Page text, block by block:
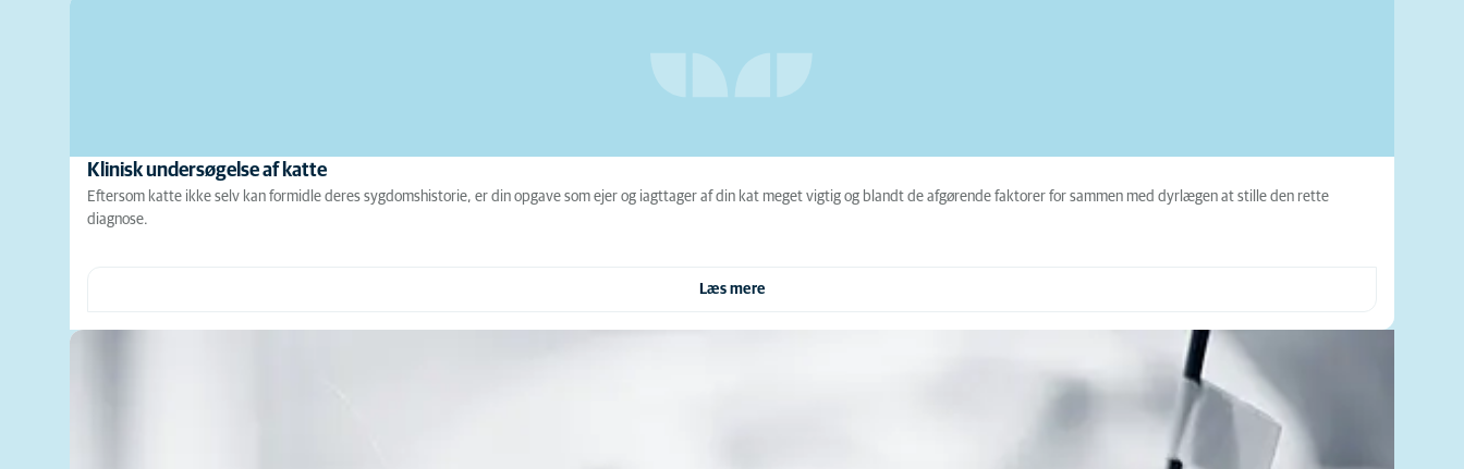
Klinisk undersøgelse af katte
Eftersom katte ikke selv kan formidle deres sygdomshistorie, er din opgave som ejer og iagttager af din kat meget vigtig og blandt de afgørende faktorer for sammen med dyrlægen at stille den rette
diagnose.
Læs mere